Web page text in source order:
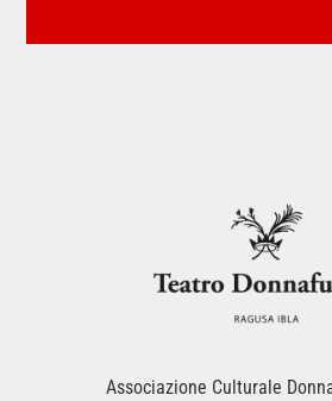
Associazione Culturale